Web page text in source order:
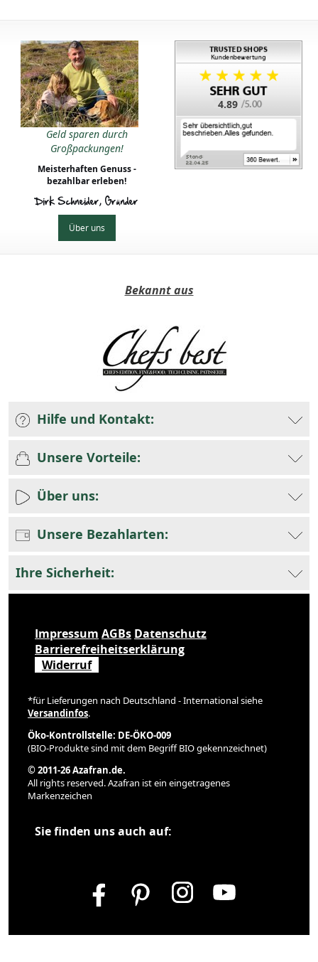
Geld sparen durch
Großpackungen!
Meisterhaften Genuss -
bezahlbar erleben!
Dirk Schneider, Gründer
Über uns
4.89
Bekannt aus
Hilfe und Kontakt:
Unsere Vorteile:
Über uns:
Unsere Bezahlarten:
Ihre Sicherheit:
Impressum AGBs Datenschutz
Barrierefreiheitserklärung
Widerruf
*für Lieferungen nach Deutschland - International siehe
Versandinfos.
Öko-Kontrollstelle: DE-ÖKO-009
(BIO-Produkte sind mit dem Begriff BIO gekennzeichnet)
© 2011-26 Azafran.de.
All rights reserved. Azafran ist ein eingetragenes
Markenzeichen
Sie finden uns auch auf: